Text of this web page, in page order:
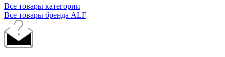
Все товары категории
Все товары бренда ALF